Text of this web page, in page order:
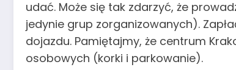
udać. Może się tak zdarzyć, że
jedynie grup zorganizowanych).
dojazdu. Pamiętajmy, że centrum
osobowych (korki i parkowanie).